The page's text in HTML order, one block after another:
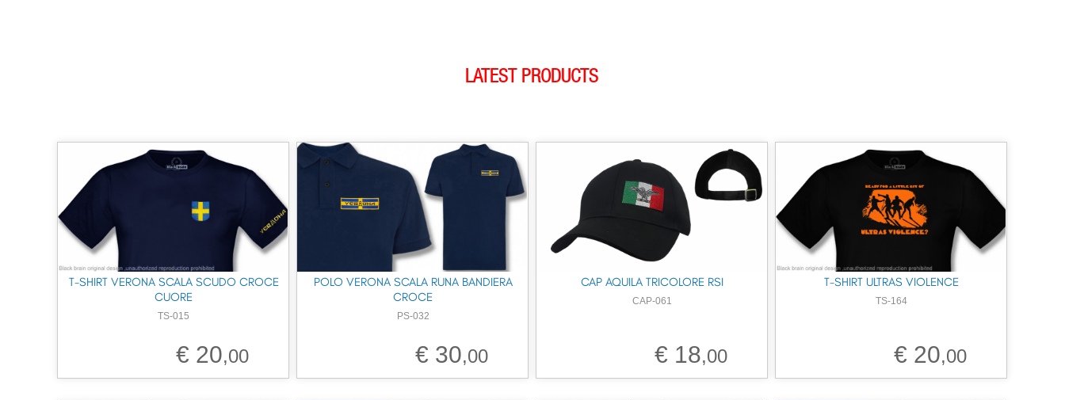
T-SHIRT VERONA SCALA SCUDO CROCE
CUORE
TS-015
€ 20,00
POLO VERONA SCALA RUNA BANDIERA
CROCE
PS-032
€ 30,00
CAP AQUILA TRICOLORE RSI
CAP-061
€ 18,00
T-SHIRT ULTRAS VIOLENCE
TS-164
€ 20,00
LATEST PRODUCTS